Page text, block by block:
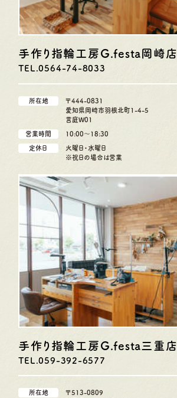
手作り指輪工房G.festa岡崎店
TEL.0564-74-8033
所在地
〒444-0831
愛知県岡崎市羽根北町1-4-5
言庭W01
営業時間 10:00〜18:30
定休日
火曜日・水曜日
※祝日の場合は営業
手作り指輪工房G.festa 三重店
TEL.059-392-6577
所在地
〒513-0809